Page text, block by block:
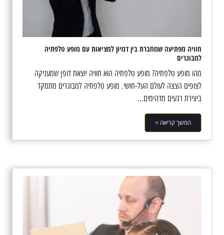
חוויה מפתיעה שמחברת בין דמיון למציאות עם מופע טלפתיה
למבוגרים
מהו מופע טלפתיה? מופע טלפתיה הוא חוויה יוצאת דופן שמעניקה
לצופים הצצה לעולם העל-חושי. מופע טלפתיה למבוגרים מתמקד
ביצירת רגעים מדהימים...
המשך קריאה >